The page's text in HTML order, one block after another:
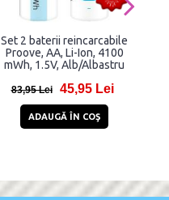
Set 2 baterii reincarcabile
Proove, AA, Li-Ion, 4100
mWh, 1.5V, Alb/Albastru
83,95 Lei 45,95 Lei
ADAUGĂ ÎN COŞ